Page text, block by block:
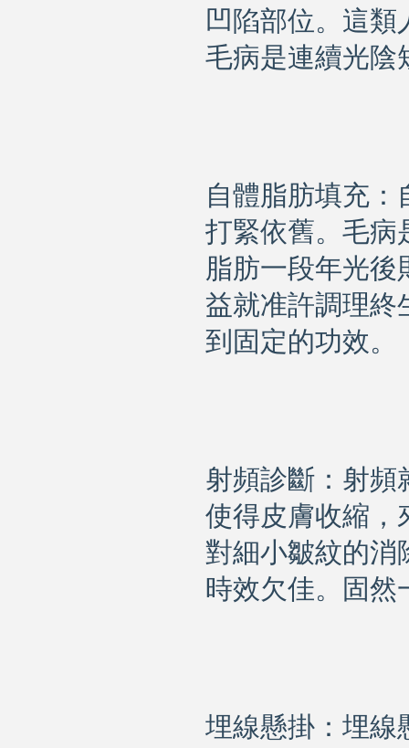
凹陷部位。這類
毛病是連續光陰
自體脂肪填充：
打緊依舊。毛病
脂肪一段年光後
益就准許調理終
到固定的功效。
射頻診斷：射頻
使得皮膚收縮，
對細小皺紋的消
時效欠佳。固
埋線懸掛：埋線